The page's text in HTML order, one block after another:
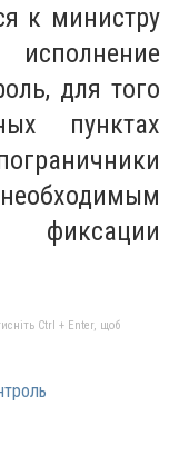
к министру
для того
пунктах
Ctrl + Enter, щоб